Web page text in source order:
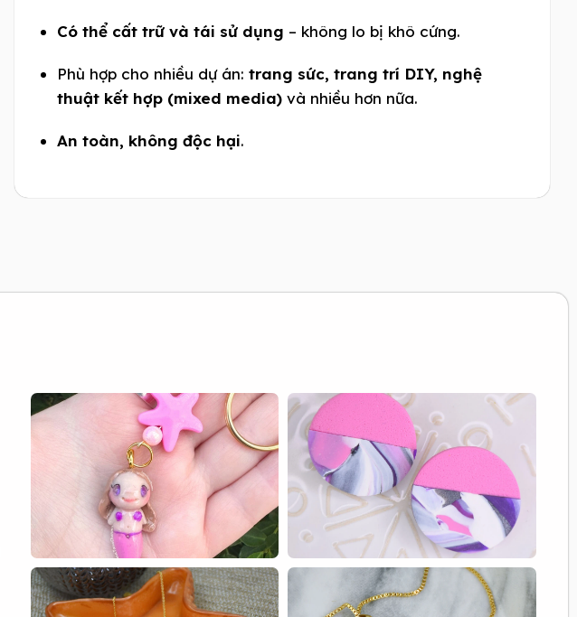
Có thể cất trữ và tái sử dụng – không lo bị khô cứng.
Phù hợp cho nhiều dự án: trang sức, trang trí DIY, nghệ
thuật kết hợp (mixed media) và nhiều hơn nữa.
An toàn, không độc hại.